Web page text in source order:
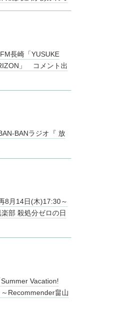
長崎「YUSUKE
」 コメント出
BANラジオ『 放
8月14日(木)17:30～
部 殺処分ゼロの日
Vacation!
Recommender畠山